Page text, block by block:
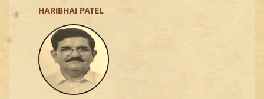
HARIBHAI PATEL